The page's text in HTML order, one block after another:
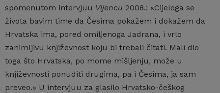
spomenutom intervjuu Vijencu 2008.: «Cijeloga se
života bavim time da Česima pokažem i dokažem da
Hrvatska ima, pored omiljenoga Jadrana, i vrlo
zanimljivu književnost koju bi trebali čitati. Mali dio
toga što Hrvatska, po mome mišljenju, može u
književnosti ponuditi drugima, pa i Česima, ja sam
preveo.» U intervjuu za glasilo Hrvatsko-češkog